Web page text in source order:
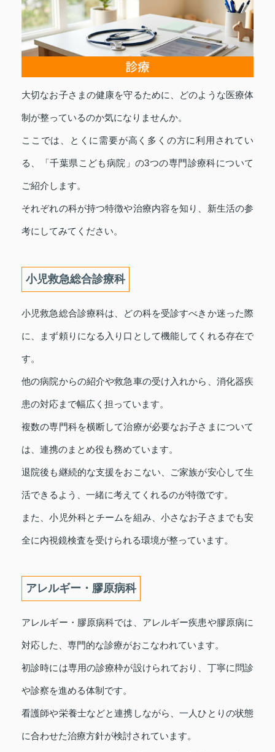
大切なお子さまの健康を守るために、どのような医療体
制が整っているのか気になりませんか。
ここでは、とくに需要が高く多くの方に利用されてい
る、「千葉県こども病院」の3つの専門診療科について
ご紹介します。
それぞれの科が持つ特徴や治療内容を知り、新生活の参
考にしてみてください。
小児救急総合診療科
小児救急総合診療科は、どの科を受診すべきか迷った際
に、まず頼りになる入り口として機能してくれる存在で
す。
他の病院からの紹介や救急車の受け入れから、消化器疾
患の対応まで幅広く担っています。
複数の専門科を横断して治療が必要なお子さまについて
は、連携のまとめ役も務めています。
退院後も継続的な支援をおこない、ご家族が安心して生
活できるよう、一緒に考えてくれるのが特徴です。
また、小児外科とチームを組み、小さなお子さまでも安
全に内視鏡検査を受けられる環境が整っています。
アレルギー・膠原病科
アレルギー・膠原病科では、アレルギー疾患や膠原病に
対応した、専門的な診療がおこなわれています。
初診時には専用の診療枠が設けられており、丁寧に問診
や診察を進める体制です。
看護師や栄養士などと連携しながら、一人ひとりの状態
に合わせた治療方針が検討されています。